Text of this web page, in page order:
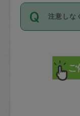
詳細FAQ
72時間
料が発
直前キ
72時間
まず、
みてく
その後
不在の
が必要
ジさん
てくだ
不在時
注意しな
で、必
れて依
けてくだ